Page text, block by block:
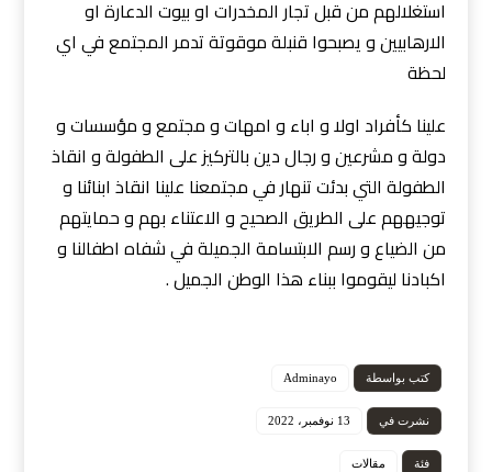
استغلالهم من قبل تجار المخدرات او بيوت الدعارة او
الارهابيين و يصبحوا قنبلة موقوتة تدمر المجتمع في اي
لحظة
علينا كأفراد اولا و اباء و امهات و مجتمع و مؤسسات و
دولة و مشرعين و رجال دين بالتركيز على الطفولة و انقاذ
الطفولة التي بدئت تنهار في مجتمعنا علينا انقاذ ابنائنا و
توجيههم على الطريق الصحيح و الاعتناء بهم و حمايتهم
من الضياع و رسم الابتسامة الجميلة في شفاه اطفالنا و
اكبادنا ليقوموا ببناء هذا الوطن الجميل .
كتب بواسطة Adminayo
نشرت في 13 نوفمبر، 2022
فئة مقالات